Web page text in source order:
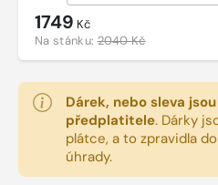
1749 Kč
Na stánku:2040 Kč
Dárek, nebo sleva
předplatitele. Dárky
plátce, a to zpravidla
úhrady.